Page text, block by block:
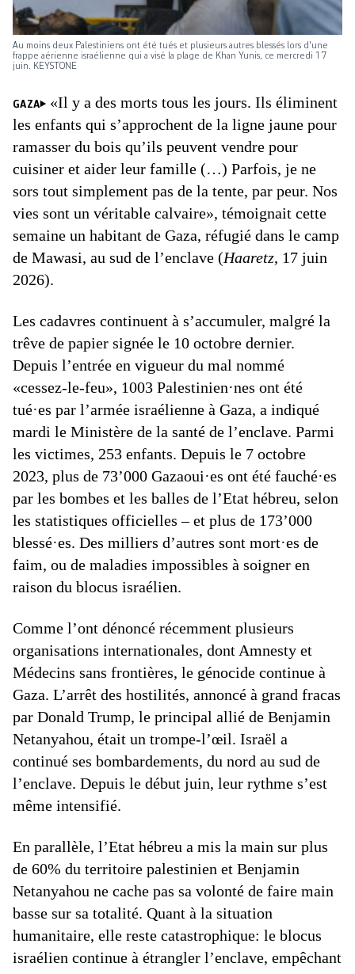
Au moins deux Palestiniens ont été tués et plusieurs autres blessés lors d'une
frappe aérienne israélienne qui a visé la plage de Khan Yunis, ce mercredi 17
juin. KEYSTONE
GAZA
«Il y a des morts tous les jours. Ils éliminent
les enfants qui s’approchent de la ligne jaune pour
ramasser du bois qu’ils peuvent vendre pour
cuisiner et aider leur famille (…) Parfois, je ne
sors tout simplement pas de la tente, par peur. Nos
vies sont un véritable calvaire», témoignait cette
semaine un habitant de Gaza, réfugié dans le camp
de Mawasi, au sud de l’enclave (Haaretz, 17 juin
2026).
Les cadavres continuent à s’accumuler, malgré la
trêve de papier signée le 10 octobre dernier.
Depuis l’entrée en vigueur du mal nommé
«cessez-le-feu», 1003 Palestinien·nes ont été
tué·es par l’armée israélienne à Gaza, a indiqué
mardi le Ministère de la santé de l’enclave. Parmi
les victimes, 253 enfants. Depuis le 7 octobre
2023, plus de 73’000 Gazaoui·es ont été fauché·es
par les bombes et les balles de l’Etat hébreu, selon
les statistiques officielles – et plus de 173’000
blessé·es. Des milliers d’autres sont mort·es de
faim, ou de maladies impossibles à soigner en
raison du blocus israélien.
Comme l’ont dénoncé récemment plusieurs
organisations internationales, dont Amnesty et
Médecins sans frontières, le génocide continue à
Gaza. L’arrêt des hostilités, annoncé à grand fracas
par Donald Trump, le principal allié de Benjamin
Netanyahou, était un trompe-l’œil. Israël a
continué ses bombardements, du nord au sud de
l’enclave. Depuis le début juin, leur rythme s’est
même intensifié.
En parallèle, l’Etat hébreu a mis la main sur plus
de 60% du territoire palestinien et Benjamin
Netanyahou ne cache pas sa volonté de faire main
basse sur sa totalité. Quant à la situation
humanitaire, elle reste catastrophique: le blocus
israélien continue à étrangler l’enclave, empêchant